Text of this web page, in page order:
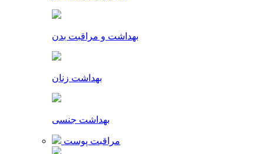
بهداشت و مراقبت بدن
بهداشت زنان
بهداشت جنسی
مراقبت پوست